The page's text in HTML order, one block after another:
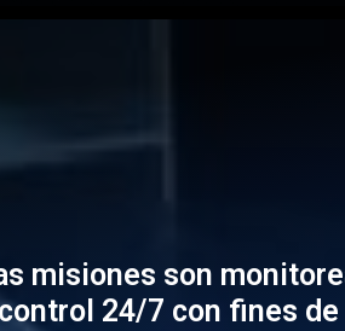
misiones son
24/7 con fines